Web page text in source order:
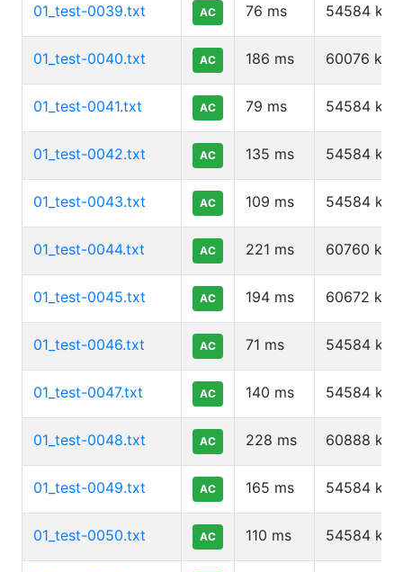
01_test-0039.txt AC 76 ms 54584 kb
01_test-0040.txt AC 186 ms 60076 kb
01_test-0041.txt AC 79 ms 54584 kb
01_test-0042.txt AC 135 ms 54584 kb
01_test-0043.txt AC 109 ms 54584 kb
01_test-0044.txt AC 221 ms 60760 kb
01_test-0045.txt AC 194 ms 60672 kb
01_test-0046.txt AC 71 ms 54584 kb
01_test-0047.txt AC 140 ms 54584 kb
01_test-0048.txt AC 228 ms 60888 kb
01_test-0049.txt AC 165 ms 54584 kb
01_test-0050.txt AC 110 ms 54584 kb